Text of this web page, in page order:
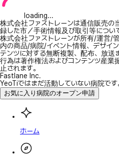
loading...
株式会社ファストレーンは通信販売の
録した市／手術情報及び取引等につい
株式会社ファストレーンが所有/運営/
内の商品/病院/イベント情報、デザイ
テンツに対する無断複製、配布、放送
行為は著作権法およびコンテンツ産業
止されます。
Fastlane Inc.
YeoTiではまだ活動していない病院です
お気に入り病院のオープン申請
ホーム